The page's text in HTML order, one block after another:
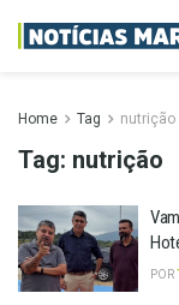
Home Tag nutrição
Tag: nutrição
POR